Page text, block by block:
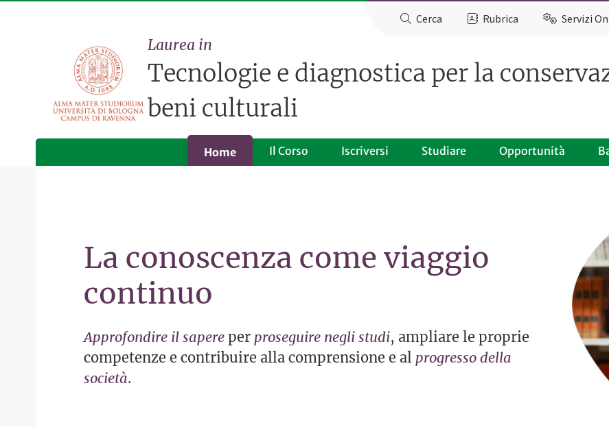
Cerca Rubrica Servizi
Laurea in
Tecnologie e diagnostica per la
beni culturali
Home Il Corso Iscriversi Studiare Opportunità
La conoscenza come viaggio
continuo
Approfondire il sapereper proseguire negli studi, ampliare le proprie
competenze e contribuire alla comprensione e al progresso della
società.